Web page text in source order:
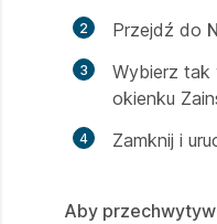
Przejdź do
Wybierz tak
okienku
Zamknij i
Aby